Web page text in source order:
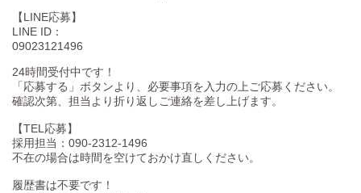
【LINE応募】
LINE ID：
09023121496
24時間受付中です！
「応募する」ボタンより、必要事項を入力の上ご応募ください。
確認次第、担当より折り返しご連絡を差し上げます。
【TEL応募】
採用担当：090-2312-1496
不在の場合は時間を空けておかけ直しください。
履歴書は不要です！